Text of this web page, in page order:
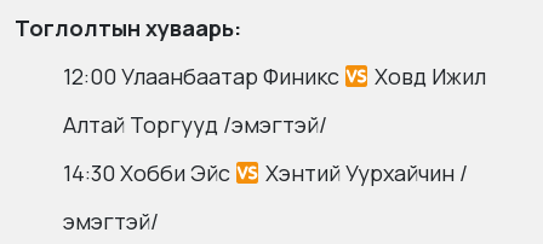
Тоглолтын хуваарь:
12:00 Улаанбаатар Финикс
Ховд Ижил
Алтай Торгууд /эмэгтэй/
14:30 Хобби Эйс
Хэнтий Уурхайчин /
эмэгтэй/